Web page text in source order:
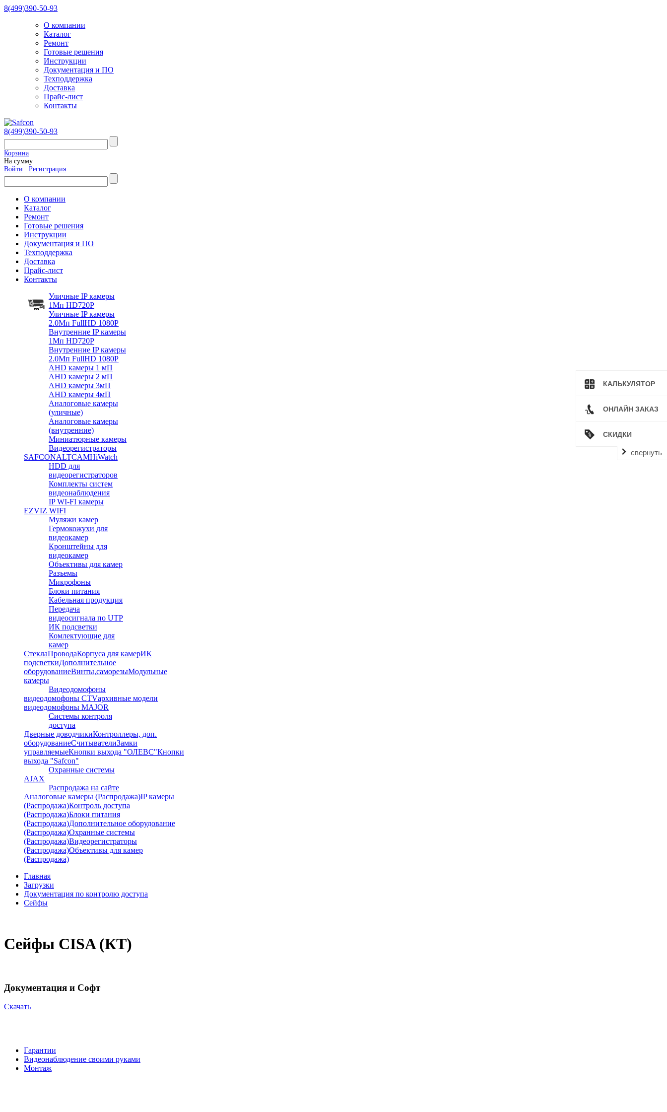
КАЛЬКУЛЯТОР
ОНЛАЙН ЗАКАЗ
СКИДКИ
свернуть
8(499)390-50-93
О компании
Каталог
Ремонт
Готовые решения
Инструкции
Документация и ПО
Техподдержка
Доставка
Прайс-лист
Контакты
8(499)390-50-93
Корзина
На сумму
Войти
Регистрация
О компании
Каталог
Ремонт
Готовые решения
Инструкции
Документация и ПО
Техподдержка
Доставка
Прайс-лист
Контакты
Уличные IP камеры
1Мп HD720P
Уличные IP камеры
2.0Мп FullHD 1080P
Внутренние IP камеры
1Мп HD720P
Внутренние IP камеры
2.0Мп FullHD 1080P
AHD камеры 1 мП
AHD камеры 2 мП
AHD камеры 3мП
AHD камеры 4мП
Аналоговые камеры
(уличные)
Аналоговые камеры
(внутренние)
Миниатюрные камеры
Видеорегистраторы
SAFCONALTCAMHiWatch
HDD для
видеорегистраторов
Комплекты систем
видеонаблюдения
IP WI-FI камеры
EZVIZ WIFI
Муляжи камер
Гермокожухи для
видеокамер
Кронштейны для
видеокамер
Объективы для камер
Разъемы
Микрофоны
Блоки питания
Кабельная продукция
Передача
видеосигнала по UTP
ИК подсветки
Комлектующие для
камер
СтеклаПроводаКорпуса для камерИК
подсветкиДополнительное
оборудованиеВинты,саморезыМодульные
камеры
Видеодомофоны
видеодомофоны CTVархивные модели
видеодомофоны MAJOR
Системы контроля
доступа
Дверные доводчикиКонтроллеры, доп.
оборудованиеСчитывателиЗамки
управляемыеКнопки выхода "ОЛЕВС"Кнопки
выхода "Safcon"
Охранные системы
AJAX
Распродажа на сайте
Аналоговые камеры (Распродажа)IP камеры
(Распродажа)Контроль доступа
(Распродажа)Блоки питания
(Распродажа)Дополнительное оборудование
(Распродажа)Охранные системы
(Распродажа)Видеорегистраторы
(Распродажа)Объективы для камер
(Распродажа)
Главная
Загрузки
Документация по контролю доступа
Сейфы
Сейфы CISA (КТ)
Документация и Софт
Cкачать
Гарантии
Видеонаблюдение своими руками
Монтаж